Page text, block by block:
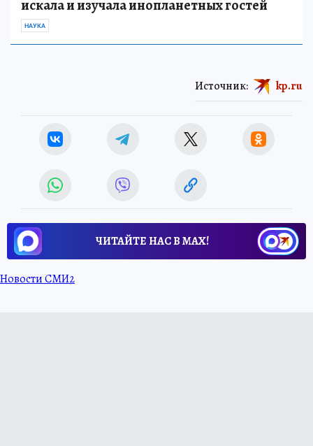
искала и изучала инопланетных гостей
НАУКА
Источник: kp.ru
ЧИТАЙТЕ НАС В МАХ!
Новости СМИ2